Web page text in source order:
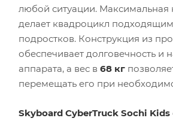
любой ситуации. Максимальная
делает квадроцикл
подростков. Конструкция из
обеспечивает долговечность и
аппарата, а вес в 68 кг
перемещать его при
Skyboard CyberTruck Sochi Kids